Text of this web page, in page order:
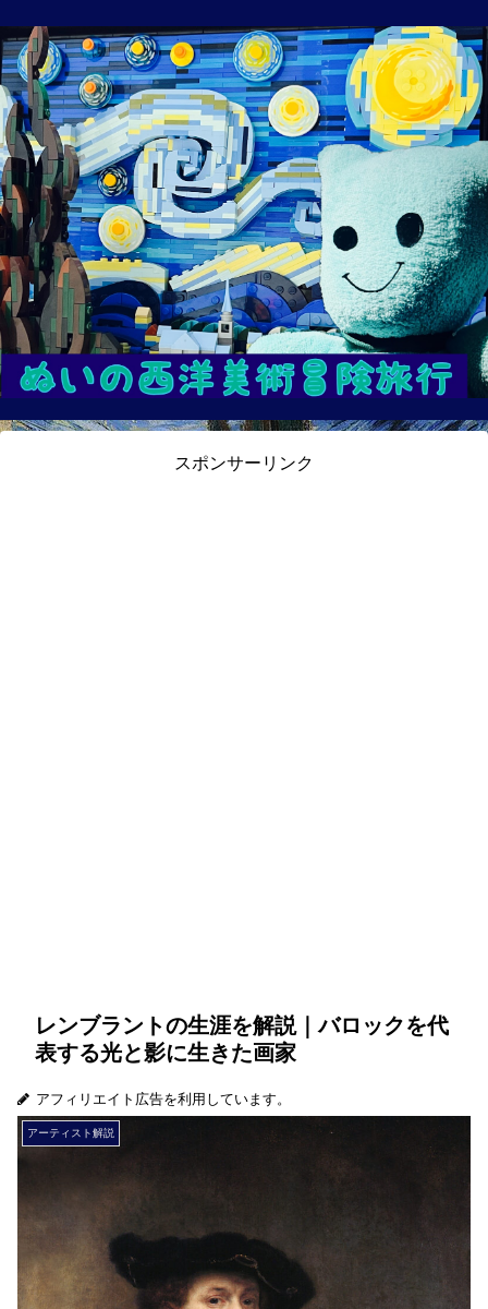
スポンサーリンク
レンブラントの生涯を解説｜バロックを代
表する光と影に生きた画家
アフィリエイト広告を利用しています。
アーティスト解説